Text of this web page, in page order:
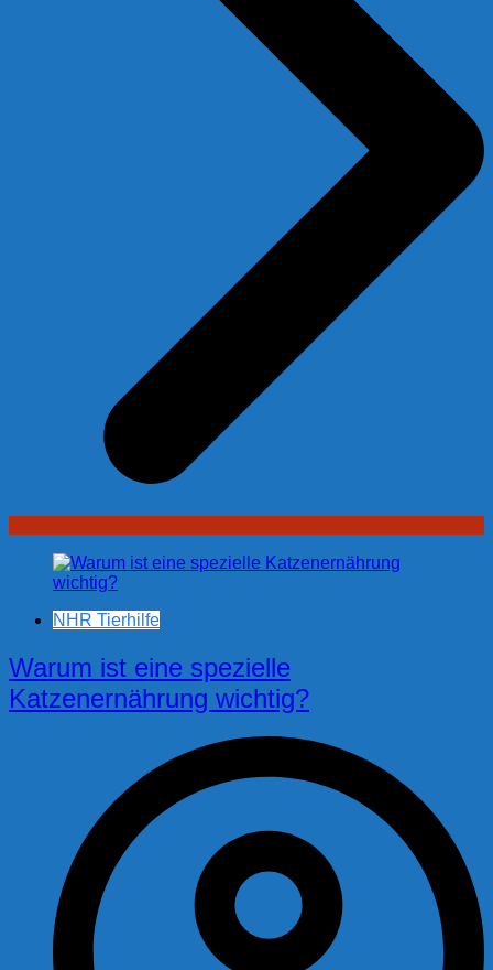
NHR Tierhilfe
Warum ist eine spezielle
Katzenernährung wichtig?